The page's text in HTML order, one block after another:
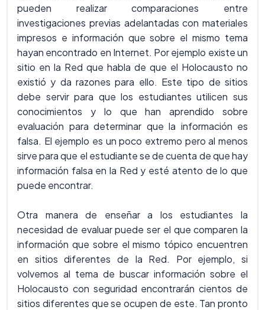
pueden realizar comparaciones entre
investigaciones previas adelantadas con materiales
impresos e información que sobre el mismo tema
hayan encontrado en Internet. Por ejemplo existe un
sitio en la Red que habla de que el Holocausto no
existió y da razones para ello. Este tipo de sitios
debe servir para que los estudiantes utilicen sus
conocimientos y lo que han aprendido sobre
evaluación para determinar que la información es
falsa. El ejemplo es un poco extremo pero al menos
sirve para que el estudiante se de cuenta de que hay
información falsa en la Red y esté atento de lo que
puede encontrar.
Otra manera de enseñar a los estudiantes la
necesidad de evaluar puede ser el que comparen la
información que sobre el mismo tópico encuentren
en sitios diferentes de la Red. Por ejemplo, si
volvemos al tema de buscar información sobre el
Holocausto con seguridad encontrarán cientos de
sitios diferentes que se ocupen de este. Tan pronto